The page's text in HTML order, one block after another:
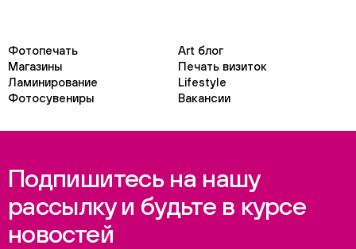
Фотопечать
Art блог
Магазины
Печать визиток
Ламинирование
Lifestyle
Фотосувениры
Вакансии
Подпишитесь на нашу
рассылку и будьте в курсе
новостей